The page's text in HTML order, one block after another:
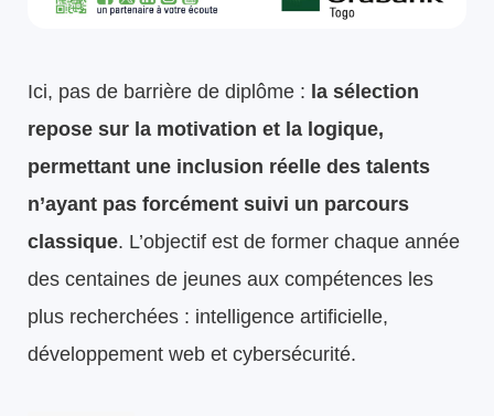
Ici, pas de barrière de diplôme : la sélection
repose sur la motivation et la logique,
permettant une inclusion réelle des talents
n’ayant pas forcément suivi un parcours
classique. L’objectif est de former chaque année
des centaines de jeunes aux compétences les
plus recherchées : intelligence artificielle,
développement web et cybersécurité.